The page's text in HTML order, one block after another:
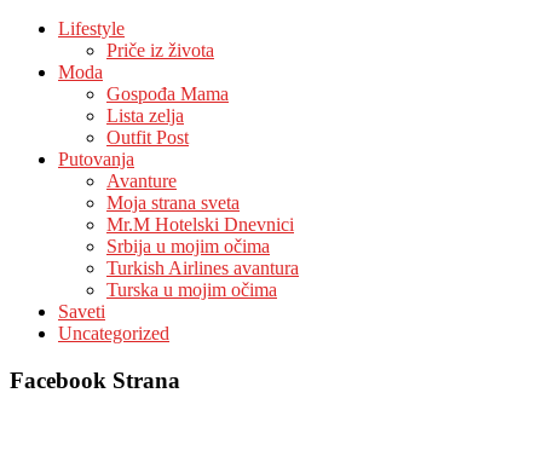
Lifestyle
Priče iz života
Moda
Gospođa Mama
Lista zelja
Outfit Post
Putovanja
Avanture
Moja strana sveta
Mr.M Hotelski Dnevnici
Srbija u mojim očima
Turkish Airlines avantura
Turska u mojim očima
Saveti
Uncategorized
Facebook Strana